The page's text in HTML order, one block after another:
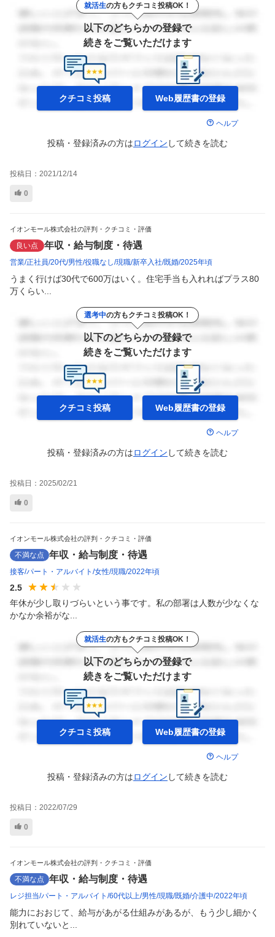
就活生の方もクチコミ投稿OK！
以下のどちらかの登録で
続きをご覧いただけます
クチコミ投稿 Web履歴書の登録
ヘルプ
投稿・登録済みの方はログイン して続きを読む
投稿日： 2021/12/14
0
イオンモール株式会社の評判・クチコミ・評価
良い点 年収・給与制度・待遇
営業 正社員 20代 男性 役職なし 現職 新卒入社 既婚 2025年頃
うまく行けば30代で600万はいく。住宅手当も入れればプラス80
万くらい...
選考中の方もクチコミ投稿OK！
以下のどちらかの登録で
続きをご覧いただけます
クチコミ投稿 Web履歴書の登録
ヘルプ
投稿・登録済みの方はログイン して続きを読む
投稿日： 2025/02/21
0
イオンモール株式会社の評判・クチコミ・評価
不満な点 年収・給与制度・待遇
接客 パート・アルバイト 女性 現職 2022年頃
2.5
年休が少し取りづらいという事です。私の部署は人数が少なくな
かなか余裕がな...
就活生の方もクチコミ投稿OK！
以下のどちらかの登録で
続きをご覧いただけます
クチコミ投稿 Web履歴書の登録
ヘルプ
投稿・登録済みの方はログイン して続きを読む
投稿日： 2022/07/29
0
イオンモール株式会社の評判・クチコミ・評価
不満な点 年収・給与制度・待遇
レジ担当 パート・アルバイト 60代以上 男性 現職 既婚 介護中 2022年頃
能力におおじて、給与があがる仕組みがあるが、もう少し細かく
別れていないと...